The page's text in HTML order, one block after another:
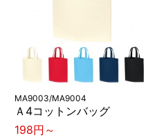
MA9003/MA9004
Ａ4コットンバッグ
198円～